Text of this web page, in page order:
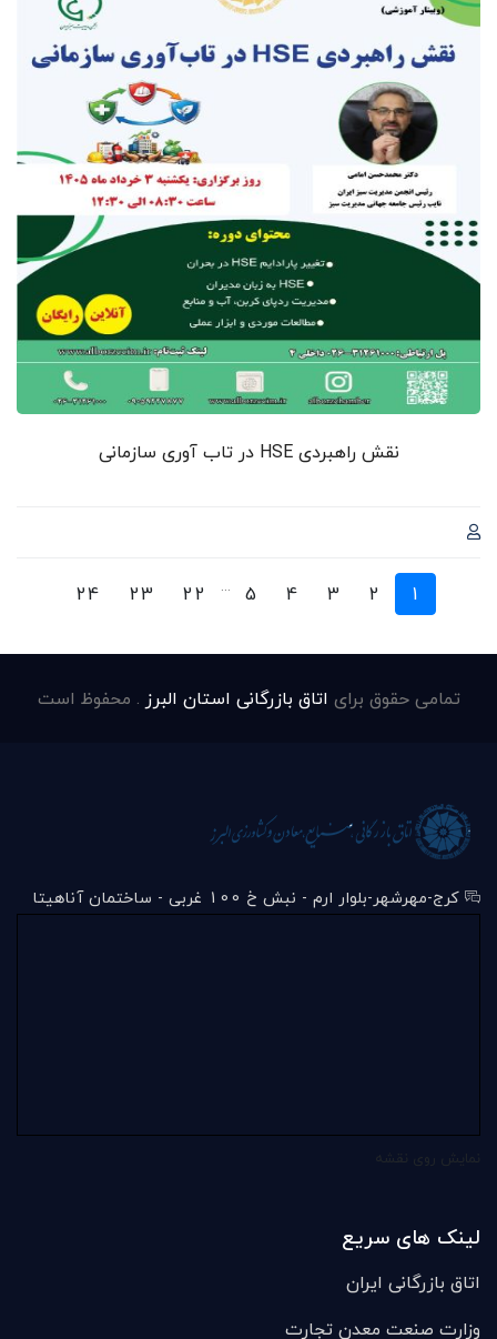
نقش راهبردی HSE در تاب آوری سازمانی
1
2
3
4
5
...
22
23
24
تمامی حقوق برای اتاق بازرگانی استان البرز . محفوظ است
کرج-مهرشهر-بلوار ارم - نبش خ 100 غربی - ساختمان آناهیتا
لینک های سریع
اتاق بازرگانی ایران
وزارت صنعت معدن تجارت